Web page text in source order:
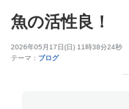
魚の活性良！
2026年05月17日(日) 11時38分24秒
テーマ： ブログ